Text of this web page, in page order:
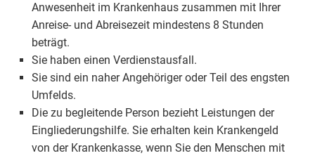
Anwesenheit im Krankenhaus zusammen mit Ihrer
Anreise- und Abreisezeit mindestens 8 Stunden
beträgt.
Sie haben einen Verdienstausfall.
Sie sind ein naher Angehöriger oder Teil des engsten
Umfelds.
Die zu begleitende Person bezieht Leistungen der
Eingliederungshilfe. Sie erhalten kein Krankengeld
von der Krankenkasse, wenn Sie den Menschen mit